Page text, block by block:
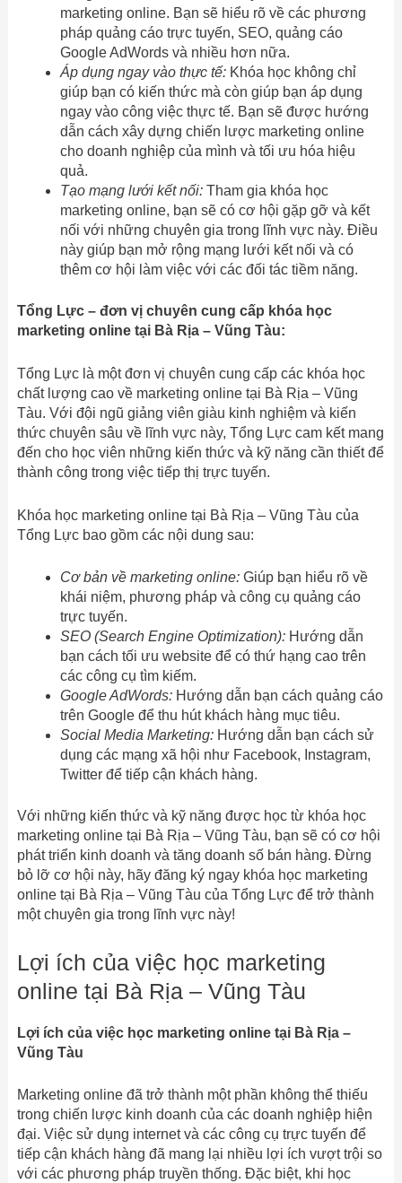
marketing online. Bạn sẽ hiểu rõ về các phương
pháp quảng cáo trực tuyến, SEO, quảng cáo
Google AdWords và nhiều hơn nữa.
Áp dụng ngay vào thực tế:Khóa học không chỉ
giúp bạn có kiến thức mà còn giúp bạn áp dụng
ngay vào công việc thực tế. Bạn sẽ được hướng
dẫn cách xây dựng chiến lược marketing online
cho doanh nghiệp của mình và tối ưu hóa hiệu
quả.
Tạo mạng lưới kết nối:Tham gia khóa học
marketing online, bạn sẽ có cơ hội gặp gỡ và kết
nối với những chuyên gia trong lĩnh vực này. Điều
này giúp bạn mở rộng mạng lưới kết nối và có
thêm cơ hội làm việc với các đối tác tiềm năng.
Tổng Lực – đơn vị chuyên cung cấp khóa học
marketing online tại Bà Rịa – Vũng Tàu:
Tổng Lực là một đơn vị chuyên cung cấp các khóa học
chất lượng cao về marketing online tại Bà Rịa – Vũng
Tàu. Với đội ngũ giảng viên giàu kinh nghiệm và kiến
thức chuyên sâu về lĩnh vực này, Tổng Lực cam kết mang
đến cho học viên những kiến thức và kỹ năng cần thiết để
thành công trong việc tiếp thị trực tuyến.
Khóa học marketing online tại Bà Rịa – Vũng Tàu của
Tổng Lực bao gồm các nội dung sau:
Cơ bản về marketing online:Giúp bạn hiểu rõ về
khái niệm, phương pháp và công cụ quảng cáo
trực tuyến.
SEO (Search Engine Optimization):Hướng dẫn
bạn cách tối ưu website để có thứ hạng cao trên
các công cụ tìm kiếm.
Google AdWords:Hướng dẫn bạn cách quảng cáo
trên Google để thu hút khách hàng mục tiêu.
Social Media Marketing:Hướng dẫn bạn cách sử
dụng các mạng xã hội như Facebook, Instagram,
Twitter để tiếp cận khách hàng.
Với những kiến thức và kỹ năng được học từ khóa học
marketing online tại Bà Rịa – Vũng Tàu, bạn sẽ có cơ hội
phát triển kinh doanh và tăng doanh số bán hàng. Đừng
bỏ lỡ cơ hội này, hãy đăng ký ngay khóa học marketing
online tại Bà Rịa – Vũng Tàu của Tổng Lực để trở thành
một chuyên gia trong lĩnh vực này!
Lợi ích của việc học marketing
online tại Bà Rịa – Vũng Tàu
Lợi ích của việc học marketing online tại Bà Rịa –
Vũng Tàu
Marketing online đã trở thành một phần không thể thiếu
trong chiến lược kinh doanh của các doanh nghiệp hiện
đại. Việc sử dụng internet và các công cụ trực tuyến để
tiếp cận khách hàng đã mang lại nhiều lợi ích vượt trội so
với các phương pháp truyền thống. Đặc biệt, khi học